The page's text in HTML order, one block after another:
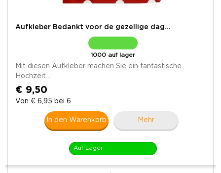
Aufkleber Bedankt voor de gezellige dag...
1000 auf lager
Mit diesen Aufkleber machen Sie ein fantastische
Hochzeit...
€ 9,50
Von € 6,95 bei 6
In den Warenkorb Mehr
Auf Lager